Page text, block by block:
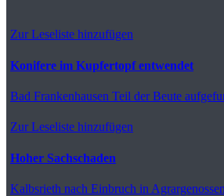
Zur Leseliste hinzufügen
Konifere im Kupfertopf entwendet
Bad Frankenhausen Teil der Beute
Zur Leseliste hinzufügen
Hoher Sachschaden
Kalbsrieth nach Einbruch in